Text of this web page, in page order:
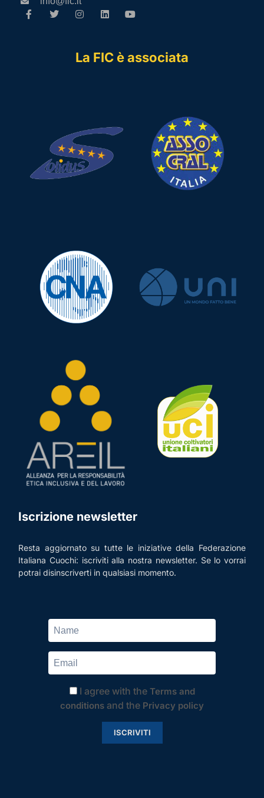
La FIC è associata
Iscrizione newsletter
Resta aggiornato su tutte le iniziative della Federazione
Italiana Cuochi: iscriviti alla nostra newsletter. Se lo vorrai
potrai disinscriverti in qualsiasi momento.
I agree with the Terms and
conditions and the Privacy policy
ISCRIVITI